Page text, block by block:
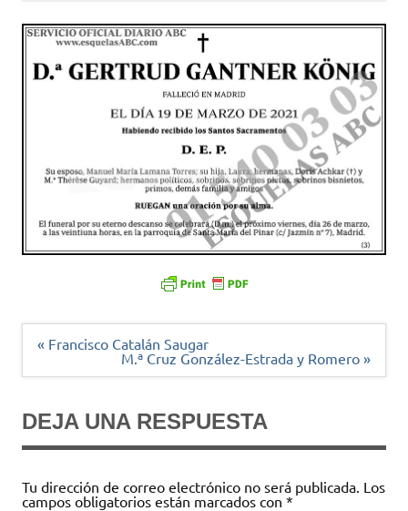
Navegación
« Francisco Catalán Saugar
M.ª Cruz González-Estrada y Romero »
DEJA UNA RESPUESTA
Tu dirección de correo electrónico no será publicada. Los
campos obligatorios están marcados con *